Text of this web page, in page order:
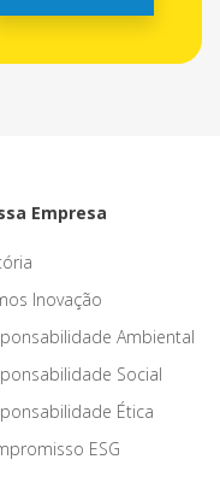
Empresa
Inovação
Ambiental
Social
Ética
ESG